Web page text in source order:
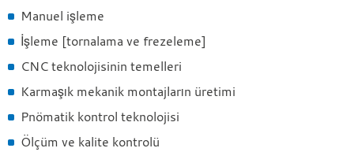
Manuel işleme
İşleme [tornalama ve frezeleme]
CNC teknolojisinin temelleri
Karmaşık mekanik montajların üretimi
Pnömatik kontrol teknolojisi
Ölçüm ve kalite kontrolü